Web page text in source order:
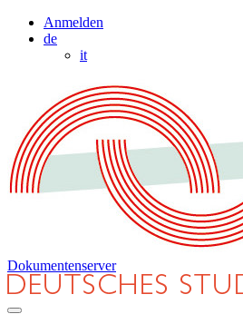
Anmelden
de
it
Dokumentenserver